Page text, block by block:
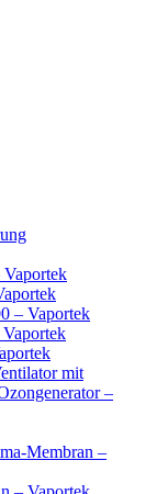
Vaportek
– Vaportek
mit
–
Membran –